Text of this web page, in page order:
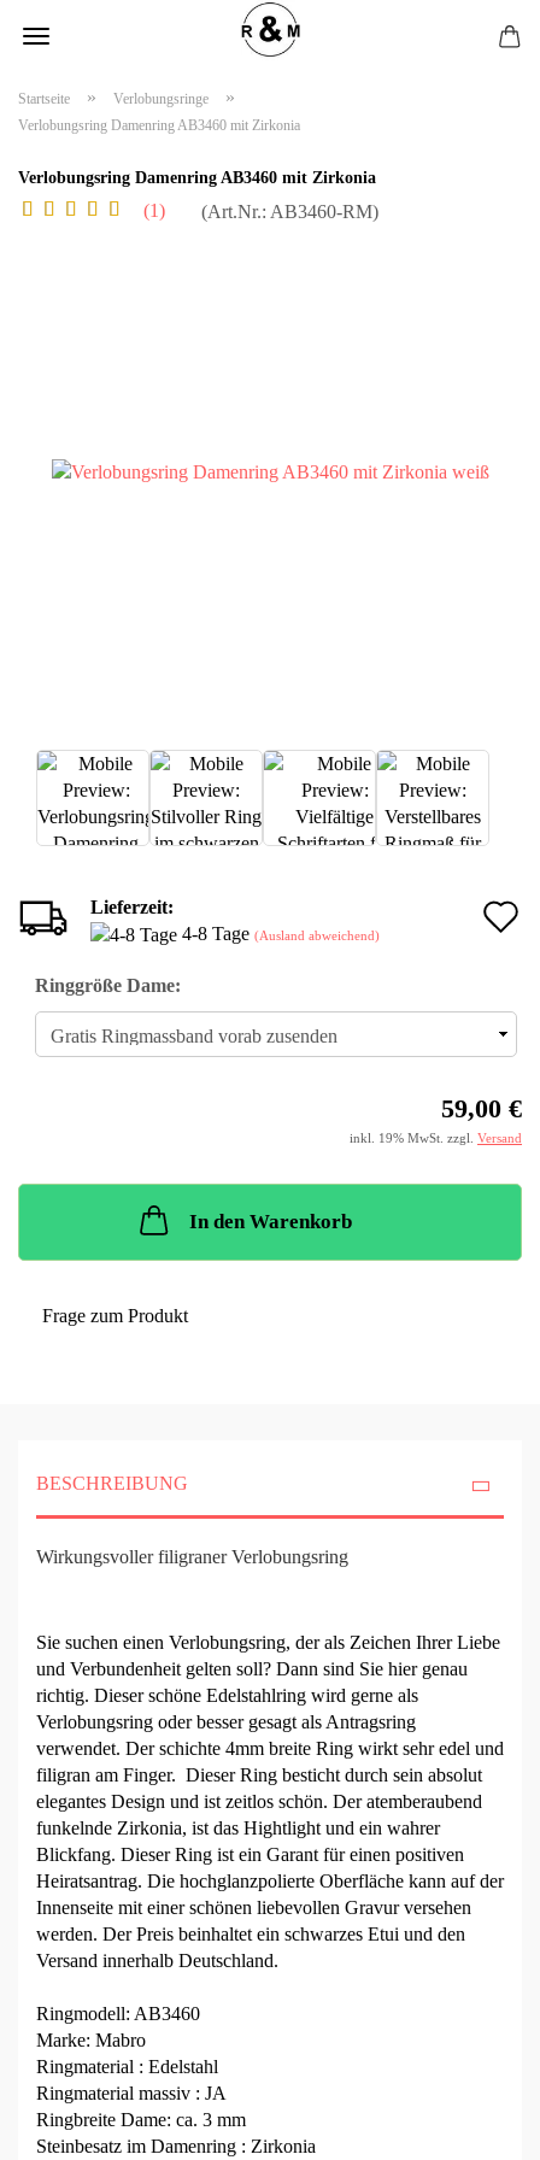
Startseite » Verlobungsringe »
Verlobungsring Damenring AB3460 mit Zirkonia
Verlobungsring Damenring AB3460 mit Zirkonia
1 (Art.Nr.: AB3460-RM)
Lieferzeit:
4-8 Tage (Ausland abweichend)
Ringgröße Dame:
59,00 €
inkl. 19% MwSt. zzgl. Versand
In den Warenkorb
Frage zum Produkt
BESCHREIBUNG
Wirkungsvoller filigraner Verlobungsring
Sie suchen einen Verlobungsring, der als Zeichen Ihrer Liebe
und Verbundenheit gelten soll? Dann sind Sie hier genau
richtig. Dieser schöne Edelstahlring wird gerne als
Verlobungsring oder besser gesagt als Antragsring
verwendet. Der schichte 4mm breite Ring wirkt sehr edel und
filigran am Finger. Dieser Ring besticht durch sein absolut
elegantes Design und ist zeitlos schön. Der atemberaubend
funkelnde Zirkonia, ist das Hightlight und ein wahrer
Blickfang. Dieser Ring ist ein Garant für einen positiven
Heiratsantrag. Die hochglanzpolierte Oberfläche kann auf der
Innenseite mit einer schönen liebevollen Gravur versehen
werden. Der Preis beinhaltet ein schwarzes Etui und den
Versand innerhalb Deutschland.
Ringmodell: AB3460
Marke: Mabro
Ringmaterial : Edelstahl
Ringmaterial massiv : JA
Ringbreite Dame: ca. 3 mm
Steinbesatz im Damenring : Zirkonia